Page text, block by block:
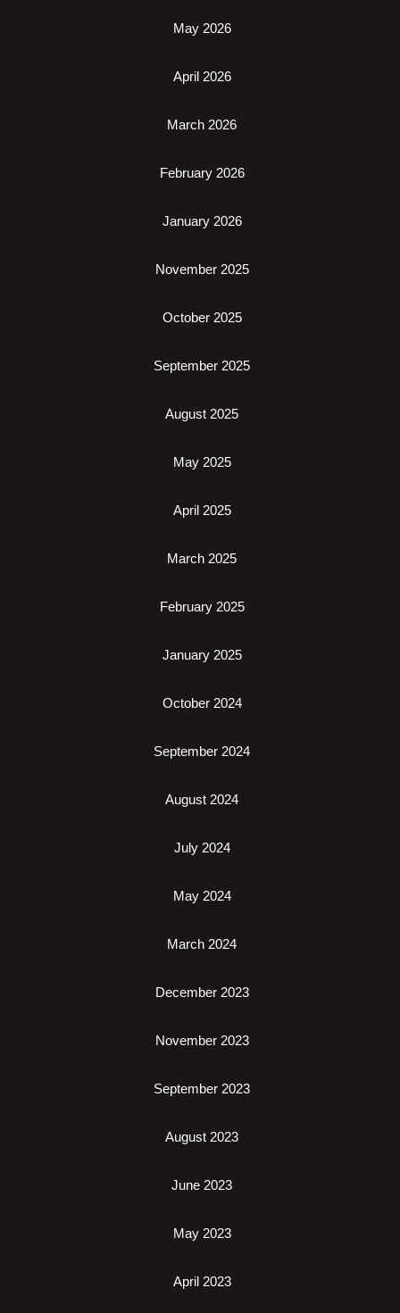
May 2026
April 2026
March 2026
February 2026
January 2026
November 2025
October 2025
September 2025
August 2025
May 2025
April 2025
March 2025
February 2025
January 2025
October 2024
September 2024
August 2024
July 2024
May 2024
March 2024
December 2023
November 2023
September 2023
August 2023
June 2023
May 2023
April 2023